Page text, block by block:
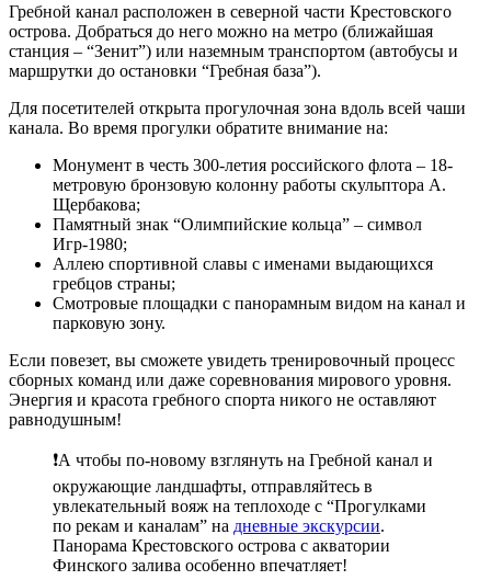
Гребной канал расположен в северной части Крестовского
острова. Добраться до него можно на метро (ближайшая
станция – “Зенит”) или наземным транспортом (автобусы и
маршрутки до остановки “Гребная база”).
Для посетителей открыта прогулочная зона вдоль всей чаши
канала. Во время прогулки обратите внимание на:
Монумент в честь 300-летия российского флота – 18-
метровую бронзовую колонну работы скульптора А.
Щербакова;
Памятный знак “Олимпийские кольца” – символ
Игр-1980;
Аллею спортивной славы с именами выдающихся
гребцов страны;
Смотровые площадки с панорамным видом на канал и
парковую зону.
Если повезет, вы сможете увидеть тренировочный процесс
сборных команд или даже соревнования мирового уровня.
Энергия и красота гребного спорта никого не оставляют
равнодушным!
❗А чтобы по-новому взглянуть на Гребной канал и
окружающие ландшафты, отправляйтесь в
увлекательный вояж на теплоходе с “Прогулками
по рекам и каналам” на дневные экскурсии.
Панорама Крестовского острова с акватории
Финского залива особенно впечатляет!